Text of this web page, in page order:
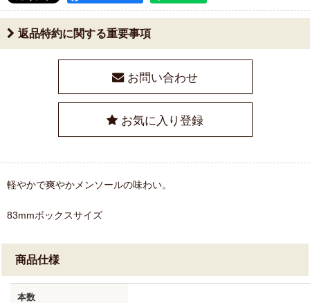
返品特約に関する重要事項
お問い合わせ
お気に入り登録
軽やかで爽やかメンソールの味わい。
83mmボックスサイズ
商品仕様
本数